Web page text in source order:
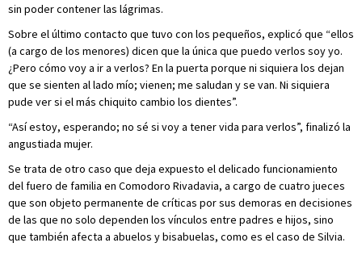
sin poder contener las lágrimas.
Sobre el último contacto que tuvo con los pequeños, explicó que “ellos
(a cargo de los menores) dicen que la única que puedo verlos soy yo.
¿Pero cómo voy a ir a verlos? En la puerta porque ni siquiera los dejan
que se sienten al lado mío; vienen; me saludan y se van. Ni siquiera
pude ver si el más chiquito cambio los dientes”.
“Así estoy, esperando; no sé si voy a tener vida para verlos”, finalizó la
angustiada mujer.
Se trata de otro caso que deja expuesto el delicado funcionamiento
del fuero de familia en Comodoro Rivadavia, a cargo de cuatro jueces
que son objeto permanente de críticas por sus demoras en decisiones
de las que no solo dependen los vínculos entre padres e hijos, sino
que también afecta a abuelos y bisabuelas, como es el caso de Silvia.